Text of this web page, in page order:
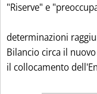
"Riserve" e
determinazioni
Bilancio circa il
il collocamento